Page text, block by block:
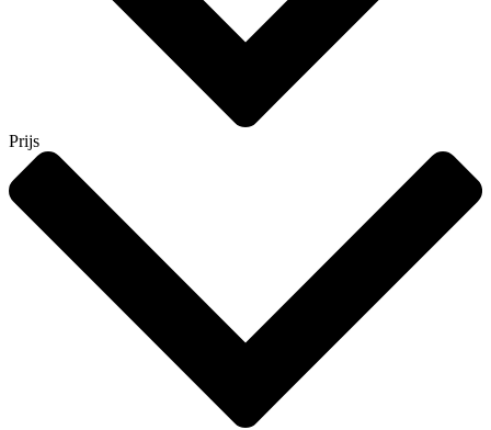
Prijs